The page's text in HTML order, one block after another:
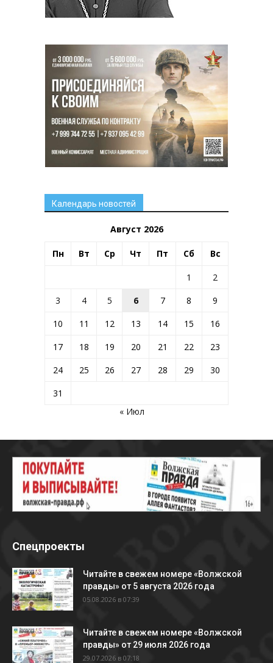
Календарь новостей
Август 2026
Пн Вт Ср Чт Пт Сб Вс
1
2
3
4 5 6 7 8
9
10
11 12 13 14 15
16
17
18 19 20 21 22
23
24
25 26 27 28 29
30
31
« Июл
Спецпроекты
Читайте в свежем номере «Волжской
правды» от 5 августа 2026 года
05.08.2026 в 07:39
Читайте в свежем номере «Волжской
правды» от 29 июля 2026 года
29.07.2026 в 07:18